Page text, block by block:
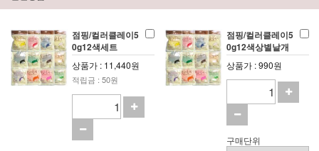
점핑/컬러클레이5
0g12색세트
상품가 : 11,440원
적립금 : 50원
점핑/컬러클레이5
0g12색상별낱개
상품가 : 990원
구매단위